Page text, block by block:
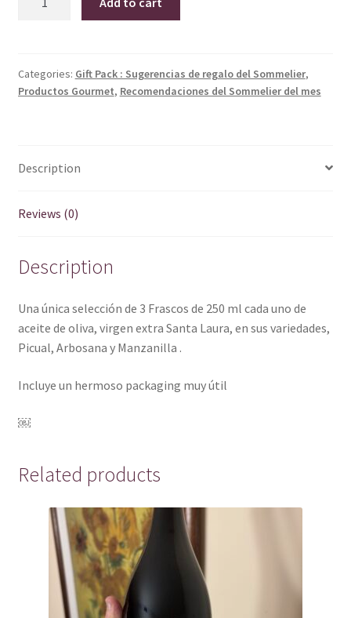
Oliva
en
quantity
Categories: Gift Pack : Sugerencias de regalo del Sommelier,
Productos Gourmet, Recomendaciones del Sommelier del mes
Description
Reviews (0)
Description
Una única selección de 3 Frascos de 250 ml cada uno de
aceite de oliva, virgen extra Santa Laura, en sus variedades,
Picual, Arbosana y Manzanilla .
Incluye un hermoso packaging muy útil
￼
Related products